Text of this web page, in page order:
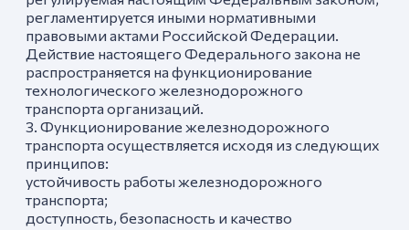
регламентируется иными нормативными
правовыми актами Российской Федерации.
Действие настоящего Федерального закона не
распространяется на функционирование
технологического железнодорожного
транспорта организаций.
3. Функционирование железнодорожного
транспорта осуществляется исходя из следующих
принципов:
устойчивость работы железнодорожного
транспорта;
доступность, безопасность и качество